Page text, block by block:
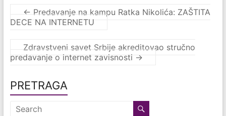
← Predavanje na kampu Ratka Nikolića: ZAŠTITA
DECE NA INTERNETU
Zdravstveni savet Srbije akreditovao stručno
predavanje o internet zavisnosti →
PRETRAGA